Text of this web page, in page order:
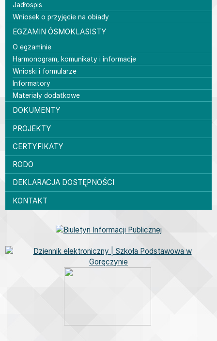
Jadłospis
Wniosek o przyjęcie na obiady
EGZAMIN ÓSMOKLASISTY
O egzaminie
Harmonogram, komunikaty i informacje
Wnioski i formularze
Informatory
Materiały dodatkowe
DOKUMENTY
PROJEKTY
CERTYFIKATY
RODO
DEKLARACJA DOSTĘPNOŚCI
KONTAKT
Bannery boczne